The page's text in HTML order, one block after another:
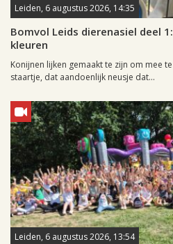
Leiden, 6 augustus 2026, 14:35
Bomvol Leids dierenasiel deel
kleuren
Konijnen lijken gemaakt te zijn om mee
staartje, dat aandoenlijk neusje dat...
Leiden, 6 augustus 2026, 13:54